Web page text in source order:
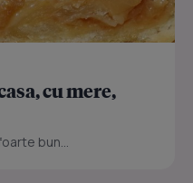
cu mere,
bun...